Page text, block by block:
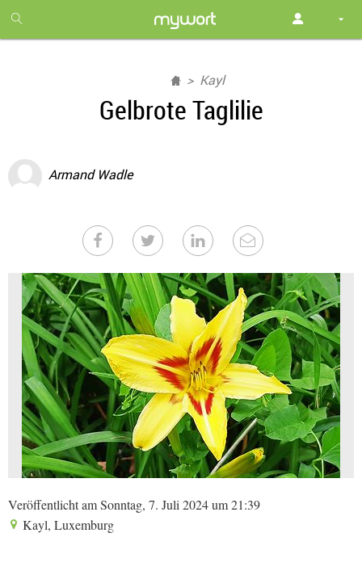
month
free
Kayl
Gelbrote Taglilie
Armand Wadle
Veröffentlicht am Sonntag, 7. Juli 2024 um 21:39
Kayl, Luxemburg